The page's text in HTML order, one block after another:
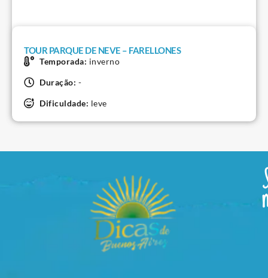
TOUR PARQUE DE NEVE – FARELLONES
Temporada: inverno
Duração: -
Dificuldade: leve